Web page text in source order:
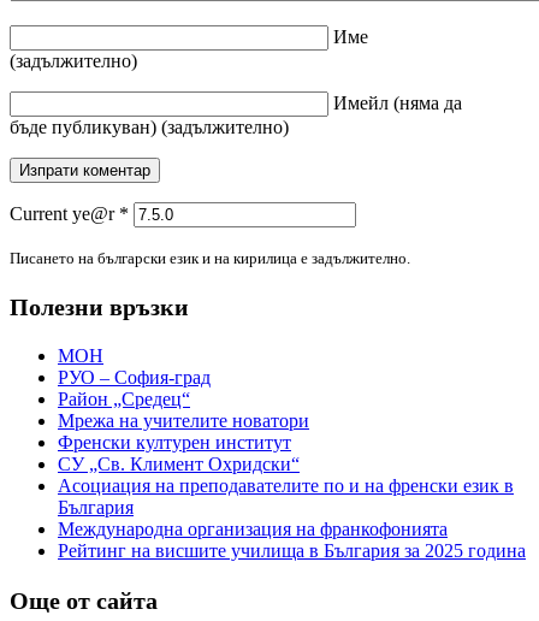
Име
(задължително)
Имейл (няма да
бъде публикуван) (задължително)
Current ye@r *
Писането на български език и на кирилица е задължително.
Полезни връзки
МОН
РУО – София-град
Район „Средец“
Мрежа на учителите новатори
Френски културен институт
СУ „Св. Климент Охридски“
Асоциация на преподавателите по и на френски език в
България
Международна организация на франкофонията
Рейтинг на висшите училища в България за 2025 година
Още от сайта